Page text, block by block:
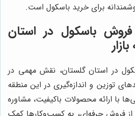
برای خرید باسکول است.
باسکول در استان
در استان گلستان، نقش مهمی در
توزین و اندازه‌گیری در این منطقه
با ارائه محصولات باکیفیت، مشاوره